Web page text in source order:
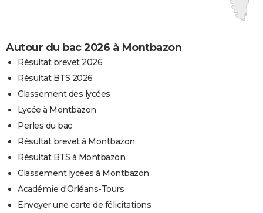
Autour du bac 2026 à Montbazon
Résultat brevet 2026
Résultat BTS 2026
Classement des lycées
Lycée à Montbazon
Perles du bac
Résultat brevet à Montbazon
Résultat BTS à Montbazon
Classement lycées à Montbazon
Académie d'Orléans-Tours
Envoyer une carte de félicitations